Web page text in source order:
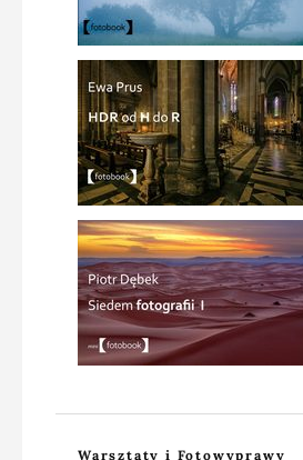
Warsztaty i Fotowyprawy